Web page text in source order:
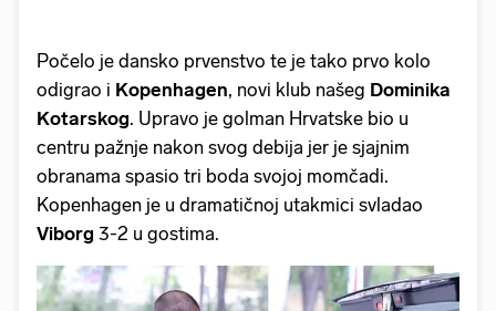
Počelo je dansko prvenstvo te je tako prvo kolo
odigrao i Kopenhagen, novi klub našeg Dominika
Kotarskog. Upravo je golman Hrvatske bio u
centru pažnje nakon svog debija jer je sjajnim
obranama spasio tri boda svojoj momčadi.
Kopenhagen je u dramatičnoj utakmici svladao
Viborg 3-2 u gostima.